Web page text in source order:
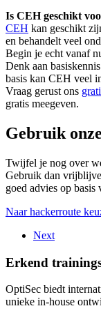
Is CEH geschikt
CEH kan geschikt
en behandelt veel
Begin je echt vanaf
Denk aan
basis kan CEH veel
Vraag gerust ons
gratis meegeven.
Gebruik
Twijfel je nog over
Gebruik dan
goed advies op
Naar hackerroute
Next
Erkend
OptiSec biedt
unieke in-house